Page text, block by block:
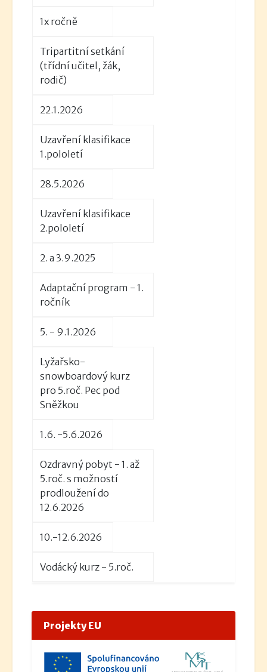
1x ročně
Tripartitní setkání
(třídní učitel, žák,
rodič)
22.1.2026
Uzavření klasifikace
1.pololetí
28.5.2026
Uzavření klasifikace
2.pololetí
2. a 3.9.2025
Adaptační program - 1.
ročník
5. - 9.1.2026
Lyžařsko-
snowboardový kurz
pro 5.roč. Pec pod
Sněžkou
1.6. -5.6.2026
Ozdravný pobyt - 1. až
5.roč. s možností
prodloužení do
12.6.2026
10.-12.6.2026
Vodácký kurz - 5.roč.
Projekty EU